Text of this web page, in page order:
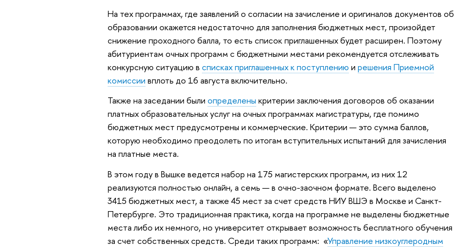
На тех программах, где заявлений о согласии на зачисление и оригиналов документов об
образовании окажется недостаточно для заполнения бюджетных мест, произойдет
снижение проходного балла, то есть список приглашенных будет расширен. Поэтому
абитуриентам очных программ с бюджетными местами рекомендуется отслеживать
конкурсную ситуацию в списках приглашенных к поступлению и решения Приемной
комиссии вплоть до 16 августа включительно.
Также на заседании были определены критерии заключения договоров об оказании
платных образовательных услуг на очных программах магистратуры, где помимо
бюджетных мест предусмотрены и коммерческие. Критерии — это сумма баллов,
которую необходимо преодолеть по итогам вступительных испытаний для зачисления
на платные места.
В этом году в Вышке ведется набор на 175 магистерских программ, из них 12
реализуются полностью онлайн, а семь — в очно-заочном формате. Всего выделено
3415 бюджетных мест, а также 45 мест за счет средств НИУ ВШЭ в Москве и Санкт-
Петербурге. Это традиционная практика, когда на программе не выделены бюджетные
места либо их немного, но университет открывает возможность бесплатного обучения
за счет собственных средств. Среди таких программ: «Управление низкоуглеродным